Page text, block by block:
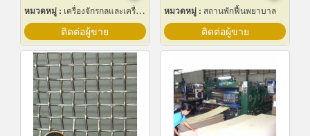
หมวดหมู่ : เครื่องจักรกลและเครื่องมือกล
ติดต่อผู้ขาย
หมวดหมู่ : สถานพักฟื้นพยาบาล
ติดต่อผู้ขาย